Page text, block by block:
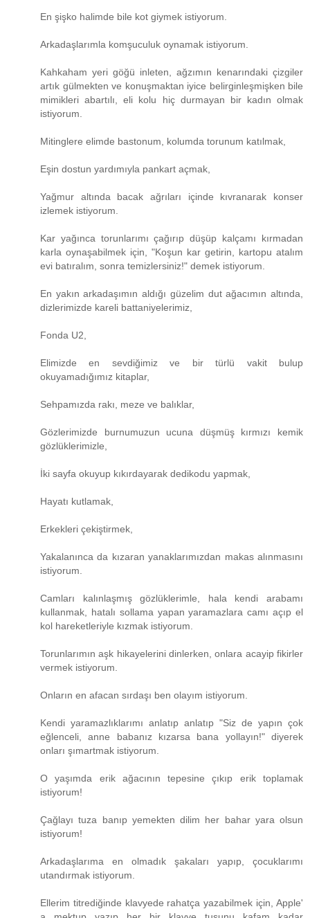
En şişko halimde bile kot giymek istiyorum.
Arkadaşlarımla komşuculuk oynamak istiyorum.
Kahkaham yeri göğü inleten, ağzımın kenarındaki çizgiler
artık gülmekten ve konuşmaktan iyice belirginleşmişken bile
mimikleri abartılı, eli kolu hiç durmayan bir kadın olmak
istiyorum.
Mitinglere elimde bastonum, kolumda torunum katılmak,
Eşin dostun yardımıyla pankart açmak,
Yağmur altında bacak ağrıları içinde kıvranarak konser
izlemek istiyorum.
Kar yağınca torunlarımı çağırıp düşüp kalçamı kırmadan
karla oynaşabilmek için, "Koşun kar getirin, kartopu atalım
evi batıralım, sonra temizlersiniz!" demek istiyorum.
En yakın arkadaşımın aldığı güzelim dut ağacımın altında,
dizlerimizde kareli battaniyelerimiz,
Fonda U2,
Elimizde en sevdiğimiz ve bir türlü vakit bulup
okuyamadığımız kitaplar,
Sehpamızda rakı, meze ve balıklar,
Gözlerimizde burnumuzun ucuna düşmüş kırmızı kemik
gözlüklerimizle,
İki sayfa okuyup kıkırdayarak dedikodu yapmak,
Hayatı kutlamak,
Erkekleri çekiştirmek,
Yakalanınca da kızaran yanaklarımızdan makas alınmasını
istiyorum.
Camları kalınlaşmış gözlüklerimle, hala kendi arabamı
kullanmak, hatalı sollama yapan yaramazlara camı açıp el
kol hareketleriyle kızmak istiyorum.
Torunlarımın aşk hikayelerini dinlerken, onlara acayip fikirler
vermek istiyorum.
Onların en afacan sırdaşı ben olayım istiyorum.
Kendi yaramazlıklarımı anlatıp anlatıp "Siz de yapın çok
eğlenceli, anne babanız kızarsa bana yollayın!" diyerek
onları şımartmak istiyorum.
O yaşımda erik ağacının tepesine çıkıp erik toplamak
istiyorum!
Çağlayı tuza banıp yemekten dilim her bahar yara olsun
istiyorum!
Arkadaşlarıma en olmadık şakaları yapıp, çocuklarımı
utandırmak istiyorum.
Ellerim titrediğinde klavyede rahatça yazabilmek için, Apple'